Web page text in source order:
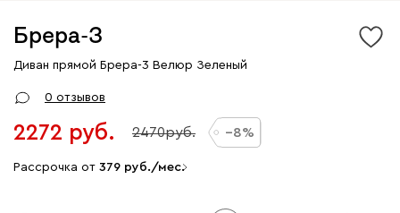
Брера-3
Диван прямой Брера-3 Велюр Зеленый
0 отзывов
2272 2470 8
Рассрочка от 379 /мес.